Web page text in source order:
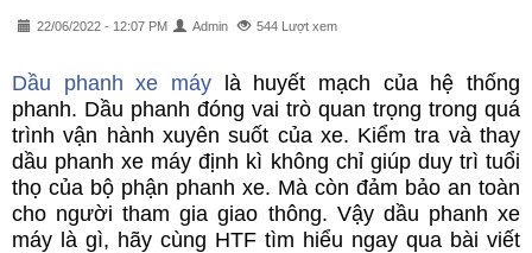
22/06/2022 - 12:07 PM Admin 544 Lượt xem
Dầu phanh xe máy là huyết mạch của hệ thống
phanh. Dầu phanh đóng vai trò quan trọng trong quá
trình vận hành xuyên suốt của xe. Kiểm tra và thay
dầu phanh xe máy định kì không chỉ giúp duy trì tuổi
thọ của bộ phận phanh xe. Mà còn đảm bảo an toàn
cho người tham gia giao thông. Vậy dầu phanh xe
máy là gì, hãy cùng HTF tìm hiểu ngay qua bài viết